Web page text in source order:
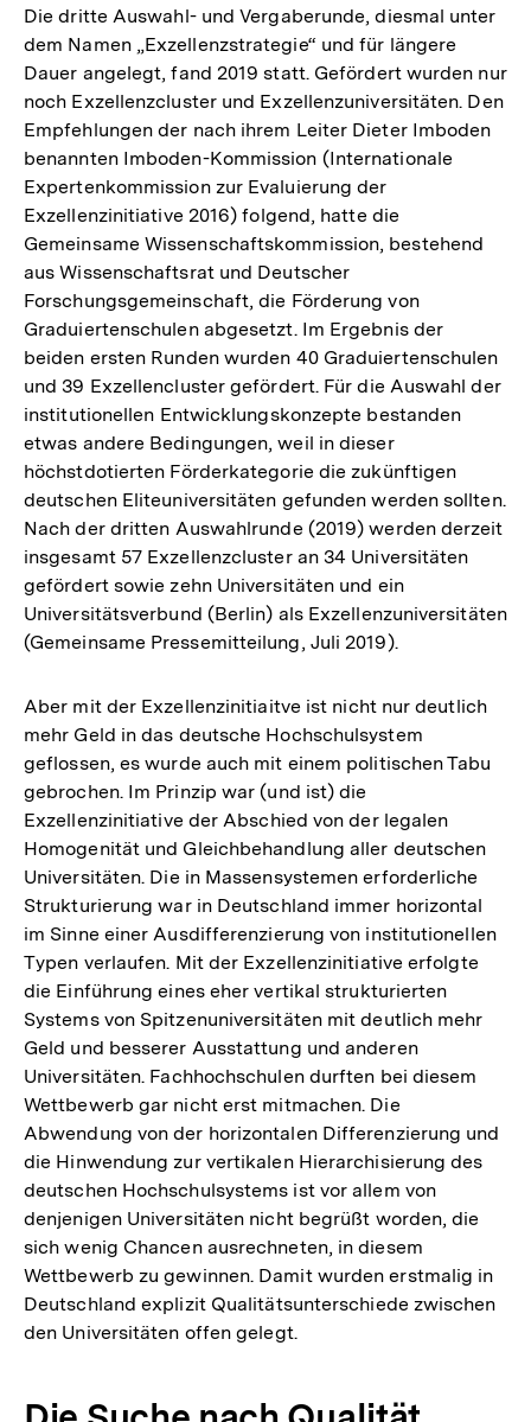
Die dritte Auswahl- und Vergaberunde, diesmal unter
dem Namen „Exzellenzstrategie“ und für längere
Dauer angelegt, fand 2019 statt. Gefördert wurden nur
noch Exzellenzcluster und Exzellenzuniversitäten. Den
Empfehlungen der nach ihrem Leiter Dieter Imboden
benannten Imboden-Kommission (Internationale
Expertenkommission zur Evaluierung der
Exzellenzinitiative 2016) folgend, hatte die
Gemeinsame Wissenschaftskommission, bestehend
aus Wissenschaftsrat und Deutscher
Forschungsgemeinschaft, die Förderung von
Graduiertenschulen abgesetzt. Im Ergebnis der
beiden ersten Runden wurden 40 Graduiertenschulen
und 39 Exzellencluster gefördert. Für die Auswahl der
institutionellen Entwicklungskonzepte bestanden
etwas andere Bedingungen, weil in dieser
höchstdotierten Förderkategorie die zukünftigen
deutschen Eliteuniversitäten gefunden werden sollten.
Nach der dritten Auswahlrunde (2019) werden derzeit
insgesamt 57 Exzellenzcluster an 34 Universitäten
gefördert sowie zehn Universitäten und ein
Universitätsverbund (Berlin) als Exzellenzuniversitäten
(Gemeinsame Pressemitteilung, Juli 2019).
Aber mit der Exzellenzinitiaitve ist nicht nur deutlich
mehr Geld in das deutsche Hochschulsystem
geflossen, es wurde auch mit einem politischen Tabu
gebrochen. Im Prinzip war (und ist) die
Exzellenzinitiative der Abschied von der legalen
Homogenität und Gleichbehandlung aller deutschen
Universitäten. Die in Massensystemen erforderliche
Strukturierung war in Deutschland immer horizontal
im Sinne einer Ausdifferenzierung von institutionellen
Typen verlaufen. Mit der Exzellenzinitiative erfolgte
die Einführung eines eher vertikal strukturierten
Systems von Spitzenuniversitäten mit deutlich mehr
Geld und besserer Ausstattung und anderen
Universitäten. Fachhochschulen durften bei diesem
Wettbewerb gar nicht erst mitmachen. Die
Abwendung von der horizontalen Differenzierung und
die Hinwendung zur vertikalen Hierarchisierung des
deutschen Hochschulsystems ist vor allem von
denjenigen Universitäten nicht begrüßt worden, die
sich wenig Chancen ausrechneten, in diesem
Wettbewerb zu gewinnen. Damit wurden erstmalig in
Deutschland explizit Qualitätsunterschiede zwischen
den Universitäten offen gelegt.